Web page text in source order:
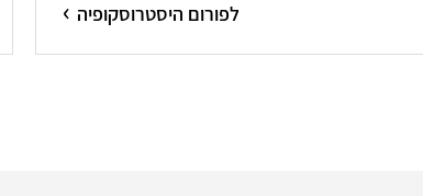
לפורום היסטרוסקופיה